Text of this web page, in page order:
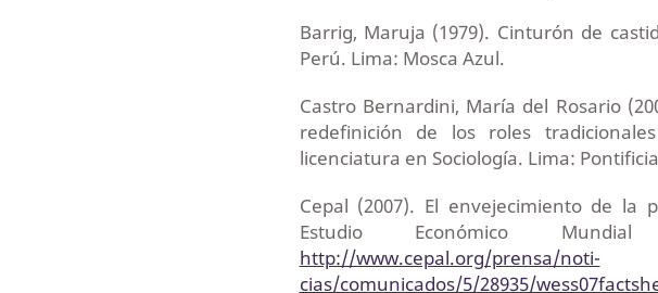
Barrig, Maruja (1979). Cinturón de
Perú. Lima: Mosca Azul.
Castro Bernardini, María del Rosario
redefinición de los roles
licenciatura en Sociología. Lima:
Cepal (2007). El envejecimiento de la
Estudio Económico
http://www.cepal.org/prensa/noti-
cias/comunicados/5/28935/